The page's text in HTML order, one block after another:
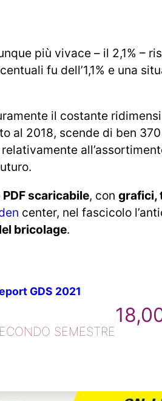
più vivace – il 2,1% –
fu dell’1,1% e una
il costante
al 2018, scende di ben
scaricabile, con grafici,
center, nel fascicolo
bricolage.
GDS 2021
SEMESTRE